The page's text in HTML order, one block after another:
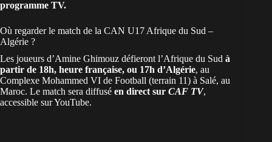
programme TV.
Où regarder le match de la CAN U17 Afrique du Sud –
Algérie ?
Les joueurs d’Amine Ghimouz défieront l’Afrique du Sud à
partir de 18h, heure française, ou 17h d’Algérie, au
Complexe Mohammed VI de Football (terrain 11) à Salé, au
Maroc. Le match sera diffusé en direct sur CAF TV,
accessible sur YouTube.